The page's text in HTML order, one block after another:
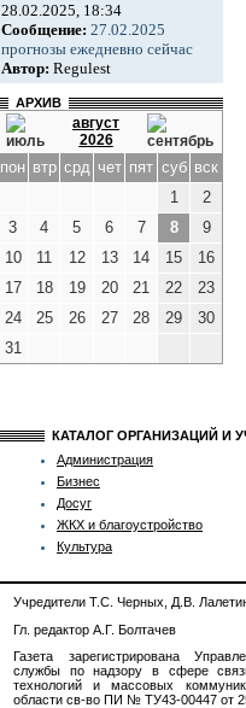
28.02.2025, 18:34
Сообщение: 27.02.2025
прогнозы ежедневно сейчас
Автор: Regulest
АРХИВ
август
2026
пон втр срд чет пят суб вск
1
2
3
4 5 6 7 8
9
10
11 12 13 14 15
16
17
18 19 20 21 22
23
24
25 26 27 28 29
30
31
КАТАЛОГ ОРГАНИЗАЦИЙ И
Администрация
Бизнес
Досуг
ЖКХ и благоустройство
Культура
Учредители Т.С. Черных, Д.В.
Гл. редактор А.Г. Болтачев
Газета зарегистрирована
службы по надзору в сфере
технологий и массовых
области св-во ПИ № ТУ43-00447 от